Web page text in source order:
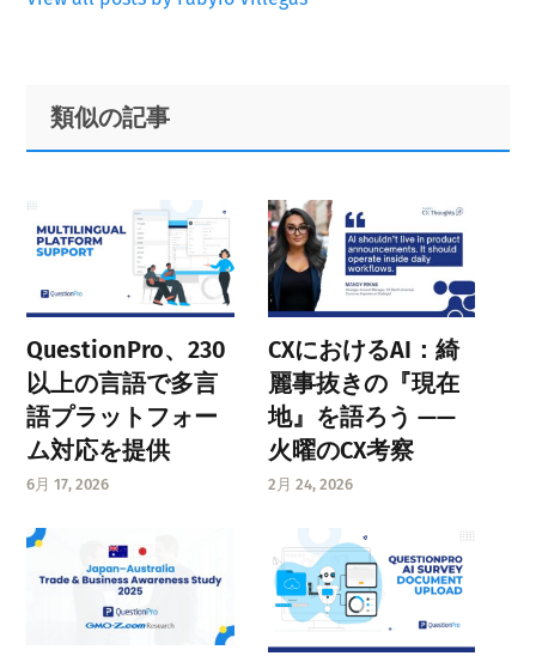
Primary
Sidebar
Footer
類似の記事
QuestionPro、230
以上の言語で多言
語プラットフォー
ム対応を提供
6月 17, 2026
CXにおけるAI：綺
麗事抜きの『現在
地』を語ろう ——
火曜のCX考察
2月 24, 2026